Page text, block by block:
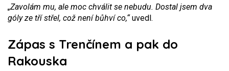
„Zavolám mu, ale moc chválit se nebudu. Dostal jsem dva
góly ze tří střel, což není bůhví co,“uvedl.
Zápas s Trenčínem a pak do
Rakouska